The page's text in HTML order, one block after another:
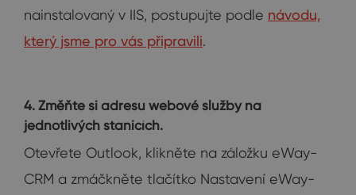
nainstalovaný v IIS, postupujte podle návodu,
který jsme pro vás připravili.
4. Změňte si adresu webové služby na
jednotlivých stanicích.
Otevřete Outlook, klikněte na záložku eWay-
CRM a zmáčkněte tlačítko Nastavení eWay-